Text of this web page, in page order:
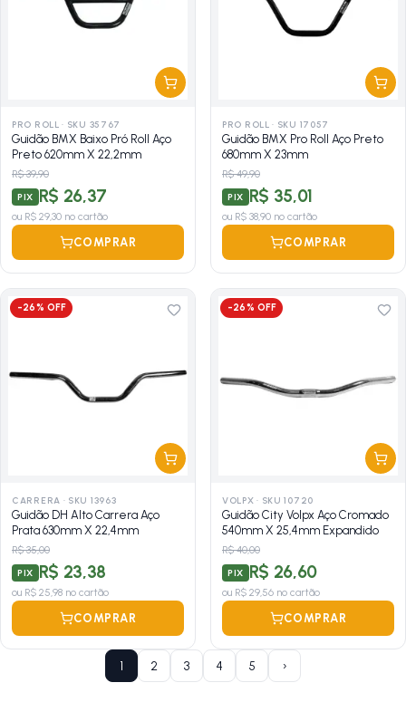
PRO ROLL · SKU 35767
Guidão BMX Baixo Pró Roll Aço
Preto 620mm X 22,2mm
R$ 39,90
PIX R$ 26,37
ou R$ 29,30 no cartão
COMPRAR
PRO ROLL · SKU 17057
Guidão BMX Pro Roll Aço Preto
680mm X 23mm
R$ 49,90
PIX R$ 35,01
ou R$ 38,90 no cartão
COMPRAR
-26% OFF
CARRERA · SKU 13963
Guidão DH Alto Carrera Aço
Prata 630mm X 22,4mm
R$ 35,00
PIX R$ 23,38
ou R$ 25,98 no cartão
COMPRAR
-26% OFF
VOLPX · SKU 10720
Guidão City Volpx Aço Cromado
540mm X 25,4mm Expandido
R$ 40,00
PIX R$ 26,60
ou R$ 29,56 no cartão
COMPRAR
1 2 3 4 5 ›